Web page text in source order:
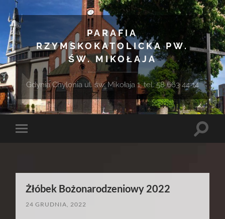
PARAFIA
RZYMSKOKATOLICKA PW.
ŚW. MIKOŁAJA
Gdynia Chylonia ul. św. Mikołaja 1, tel. 58 663 44 14
Toggle
Toggle
Żłóbek Bożonarodzeniowy 2022
24 GRUDNIA, 2022